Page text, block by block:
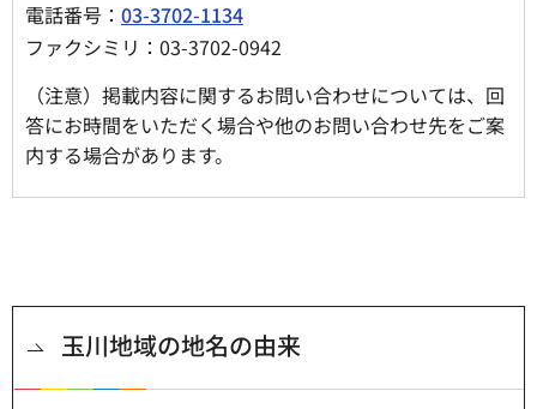
電話番号： 03-3702-1134
ファクシミリ：03-3702-0942
（注意）掲載内容に関するお問い合わせについては、回
答にお時間をいただく場合や他のお問い合わせ先をご案
内する場合があります。
玉川地域の地名の由来